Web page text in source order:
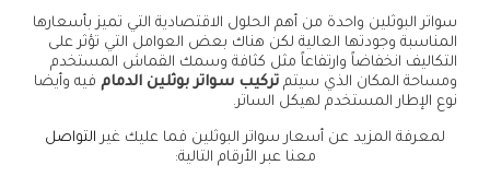
سواتر البوثلين واحدة من أهم الحلول الاقتصادية التي تميز بأسعارها
المناسبة وجودتها العالية لكن هناك بعض العوامل التي تؤثر على
التكاليف انخفاضاً وارتفاعاً مثل كثافة وسمك القماش المستخدم
ومساحة المكان الذي سيتم تركيب سواتر بوثلين الدمام فيه وأيضا
نوع الإطار المستخدم لهيكل الساتر.
لمعرفة المزيد عن أسعار سواتر البوثلين فما عليك غير التواصل
معنا عبر الأرقام التالية: